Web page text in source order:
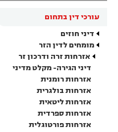
עורכי דין בתחום
דיני חוזים
מומחים לדין הזר
אזרחות זרה ודרכון זר
דיני הגירה- מקלט מדיני
אזרחות רומנית
אזרחות בולגרית
אזרחות ליטאית
אזרחות ספרדית
אזרחות פורטוגלית